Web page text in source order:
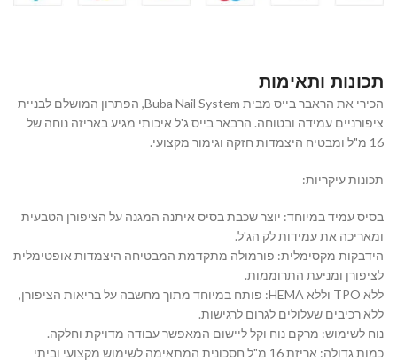
תכונות ותאימות
הכירי את הראבר בייס מבית Buba Nail System, הפתרון המושלם לבניית
ציפורניים עמידה ובטוחה. הרבאר בייס ג'ל איכותי מגיע באריזה נוחה של
16 מ"ל ומבטיח היצמדות חזקה וגימור מקצועי.
תכונות עיקריות:
בסיס עמיד במיוחד: יוצר שכבת בסיס איתנה המגנה על הציפורן הטבעית
ומאריכה את עמידות לק הג'ל.
הידבקות מקסימלית: פורמולה מתקדמת המבטיחה היצמדות אופטימלית
לציפורן ומניעת התרוממות.
ללא TPO וללא HEMA: פותח במיוחד מתוך מחשבה על בריאות הציפורן,
ללא רכיבים שעלולים לגרום לרגישות.
נוח לשימוש: מרקם נוח וקל ליישום המאפשר עבודה מדויקת וחלקה.
כמות גדולה: אריזת 16 מ"ל חסכונית המתאימה לשימוש מקצועי וביתי